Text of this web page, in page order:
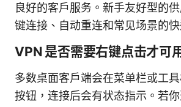
良好的客户服务。新手友好型的
键连接、自动重连和常见场景的快
VPN 是否需要右键点击才可
多数桌面客户端会在菜单栏或工
按钮，连接后会有状态指示。若